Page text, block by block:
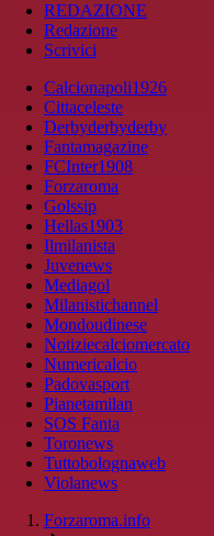
REDAZIONE
Redazione
Scrivici
Calcionapoli1926
Cittaceleste
Derbyderbyderby
Fantamagazine
FCInter1908
Forzaroma
Golssip
Hellas1903
Ilmilanista
Juvenews
Mediagol
Milanistichannel
Mondoudinese
Notiziecalciomercato
Numericalcio
Padovasport
Pianetamilan
SOS Fanta
Toronews
Tuttobolognaweb
Violanews
Forzaroma.info